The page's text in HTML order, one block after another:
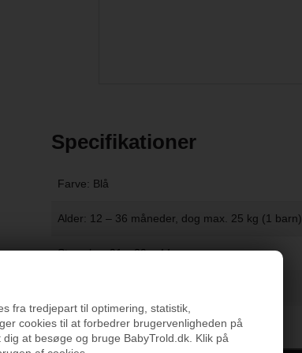
fra tredjepart til optimering, statistik,
cookies til at forbedrer brugervenligheden på
at besøge og bruge BabyTrold.dk. Klik på
Specifikationer
Farve: Blå
Alder: 12 – 36 måneder, dog max. 25 kg (1 barn)
Størrelse: 91 x 29 x 44 cm.
Vægt, i anhænger: Max. 1,5 kg.